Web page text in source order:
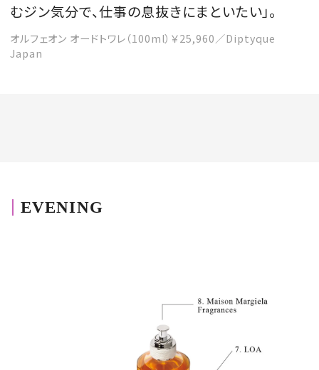
むジン気分で、仕事の息抜きにまといたい」。
オルフェオン オードトワレ（100ml）￥25,960／Diptyque
Japan
EVENING